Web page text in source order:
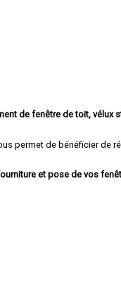
de fenêtre de toit, vélux
permet de bénéficier de
et pose de vos